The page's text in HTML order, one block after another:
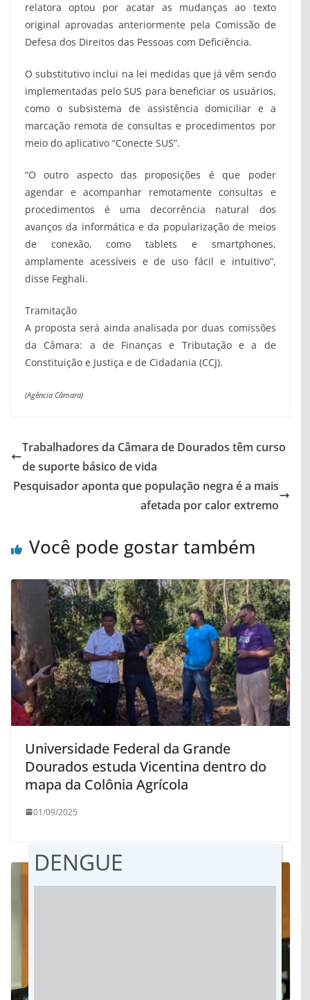
relatora optou por acatar as mudanças ao texto
original aprovadas anteriormente pela Comissão de
Defesa dos Direitos das Pessoas com Deficiência.
O substitutivo inclui na lei medidas que já vêm sendo
implementadas pelo SUS para beneficiar os usuários,
como o subsistema de assistência domiciliar e a
marcação remota de consultas e procedimentos por
meio do aplicativo “Conecte SUS”.
“O outro aspecto das proposições é que poder
agendar e acompanhar remotamente consultas e
procedimentos é uma decorrência natural dos
avanços da informática e da popularização de meios
de conexão, como tablets e smartphones,
amplamente acessíveis e de uso fácil e intuitivo”,
disse Feghali.
Tramitação
A proposta será ainda analisada por duas comissões
da Câmara: a de Finanças e Tributação e a de
Constituição e Justiça e de Cidadania (CCJ).
(Agência Câmara)
Trabalhadores da Câmara de Dourados têm curso
de suporte básico de vida
Pesquisador aponta que população negra é a mais
afetada por calor extremo
Você pode gostar também
Universidade Federal da Grande
Dourados estuda Vicentina dentro do
mapa da Colônia Agrícola
01/09/2025
DENGUE